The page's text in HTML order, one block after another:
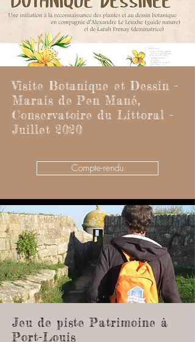
Visite Botanique et Dessin -
Marais de Pen Mané,
Conservatoire du Littoral -
Juillet 2020
Compte-rendu
Jeu de piste Patrimoine à
Port-Louis